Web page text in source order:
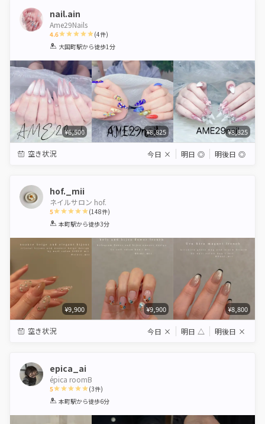
nail.ain
Ame29Nails
4.6
1 2 3 4 5
(4件)
大国町駅から徒歩1分
¥6,500 ¥8,825 ¥8,825
空き状況 今日 × 明日 ◎ 明後日 ◎
hof._mii
ネイルサロン hof.
5
1 2 3 4 5
(148件)
本町駅から徒歩3分
¥9,900 ¥9,900 ¥8,800
空き状況 今日 × 明日 △ 明後日 ×
epica_ai
épica roomB
5
1 2 3 4 5
(3件)
本町駅から徒歩6分